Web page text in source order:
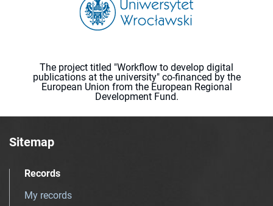
The project titled "Workflow to develop digital
publications at the university" co-financed by the
European Union from the European Regional
Development Fund.
Sitemap
Records
My records